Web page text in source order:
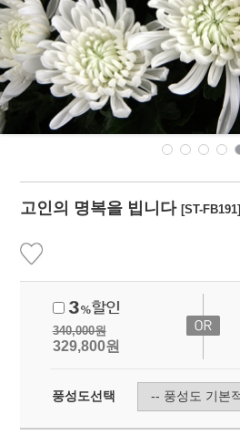
고인의 명복을 빕니다[ST-FB191]
340,000원
329,800원
풍성도선택